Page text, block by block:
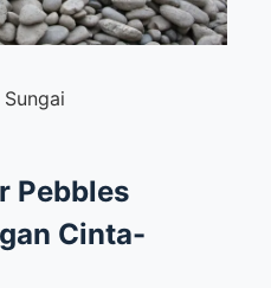
Pebbles
Cinta-